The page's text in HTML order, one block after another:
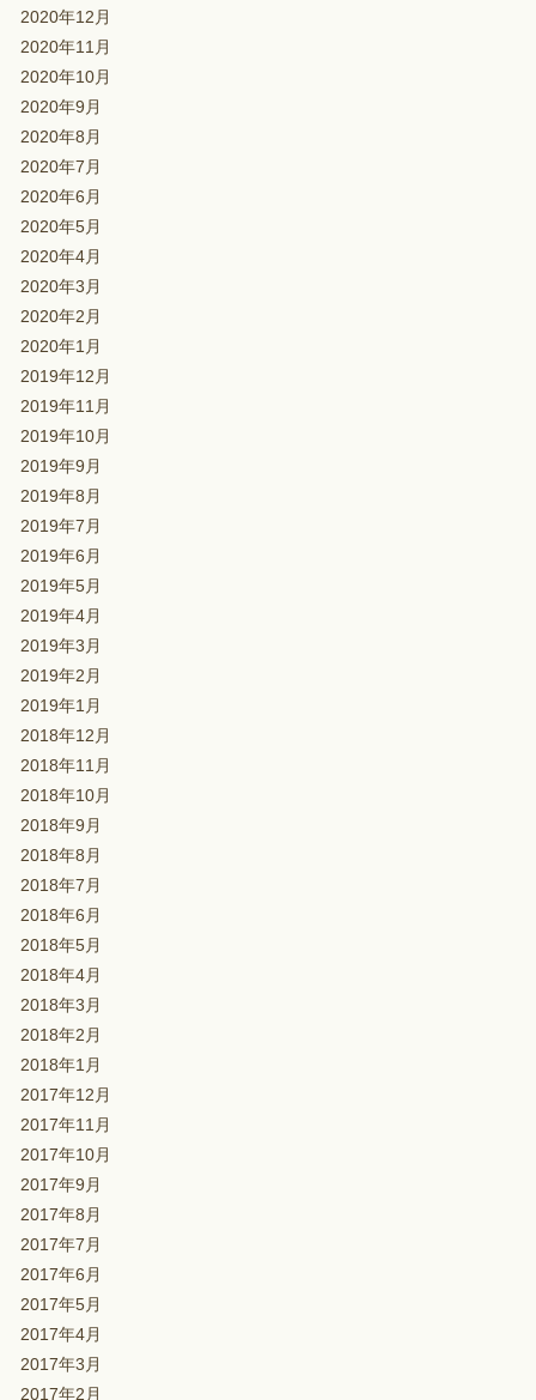
2020年12月
2020年11月
2020年10月
2020年9月
2020年8月
2020年7月
2020年6月
2020年5月
2020年4月
2020年3月
2020年2月
2020年1月
2019年12月
2019年11月
2019年10月
2019年9月
2019年8月
2019年7月
2019年6月
2019年5月
2019年4月
2019年3月
2019年2月
2019年1月
2018年12月
2018年11月
2018年10月
2018年9月
2018年8月
2018年7月
2018年6月
2018年5月
2018年4月
2018年3月
2018年2月
2018年1月
2017年12月
2017年11月
2017年10月
2017年9月
2017年8月
2017年7月
2017年6月
2017年5月
2017年4月
2017年3月
2017年2月